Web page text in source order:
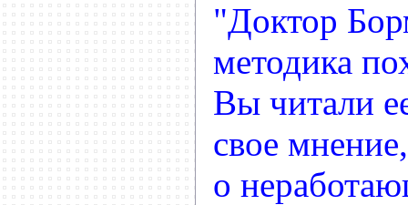
"Доктор
методика
Вы читали
свое
о